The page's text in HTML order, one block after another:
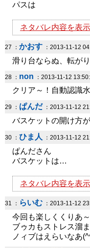
パスは
ネタバレ内容を表示
27 ： かおす ：2013-11-12
滑り台ならぬ、転が
28 ： non ：2013-11-12
クリア～！自動認識
29 ： ぱんだ ：2013-11-12
バスケットの開け方
30 ： ひま人 ：2013-11-12
ぱんださん
バスケットは…
ネタバレ内容を表示
31 ： らいむ ：2013-11-12
今回も楽しくくりあ
ブゥカもストレス溜
ノィブはえらいなあ